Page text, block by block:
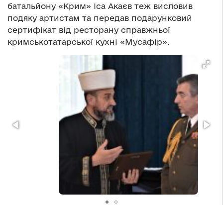
батальйону «Крим» Іса Акаєв теж висловив
подяку артистам та передав подарунковий
сертифікат від ресторану справжньої
кримськотатарської кухні «Мусафір».